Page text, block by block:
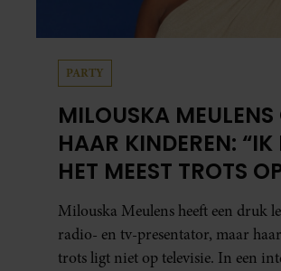
PARTY
MILOUSKA MEULENS
HAAR KINDEREN: “IK
HET MEEST TROTS
Milouska Meulens heeft een druk
radio- en tv-presentator, maar
trots ligt niet op televisie. In een